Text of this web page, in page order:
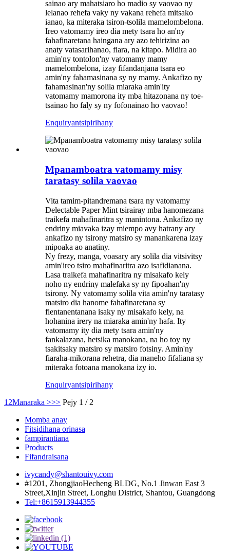
sainao ary mahatsiaro ho madio sy vaovao ny
lelanao rehefa vaky ny vakana rehefa mitsako
ianao, ka miteraka tsiron-tsolila mamelombelona.
Ireo vatomamy ireo dia mety tsara ho an'ny
fahafinaretana haingana ary azo tehirizina ao
anaty vatasarihanao, fiara, na kitapo. Midira ao
amin'ny tontolon'ny vatomamy mamy
mamelombelona, ​​izay fifandanjana tsara eo
amin'ny fahamasinana sy ny mamy. Ankafizo ny
fahamasinan'ny solila miaraka amin'ity
vatomamy mamorona ity mba hitazonana ny toe-
tsainao ho faly sy ny fofonainao ho vaovao!
Enquiryantsipirihany
Mpanamboatra vatomamy misy
taratasy solila vaovao
Vita tamim-pitandremana tsara ny vatomamy
Delectable Paper Mint tsirairay mba hanomezana
traikefa mahafinaritra sy manintona. Ankafizo ny
endriny miavaka izay miempo avy hatrany ary
ankafizo ny tsirony matsiro sy manankarena izay
mipoaka ao anatiny.
Ny frezy, manga, voasary ary solila dia vitsivitsy
amin'ireo tsiro mahafinaritra azo isafidianana.
Lasa traikefa mahafinaritra ny misakafo kely
noho ny endriny malefaka sy ny fipoahan'ny
tsirony. Ny vatomamy solila vita amin'ny taratasy
matsiro dia hanome fahafinaretana sy
fientanentanana isaky ny misakafo kely, na
hohanina irery na miaraka amin'ny hafa. Ity
vatomamy ity dia mety tsara amin'ny
fankalazana, hetsika manokana, na ho toy ny
tsakitsaky matsiro sy matsiro fotsiny. Amin'ny
fiaraha-mikorana rehetra, dia maneho fifaliana sy
miteraka fotoana manokana izy io.
Enquiryantsipirihany
1 2Manaraka >>> Pejy 1 / 2
Momba anay
Fitsidihana orinasa
fampirantiana
Products
Fifandraisana
ivycandy@shantouivy.com
#1201, ZhongjiaoHecheng BLDG, No.1 Jinwan East 3
Street,Xinjin Street, Longhu District, Shantou, Guangdong
Tel:+8615913944355